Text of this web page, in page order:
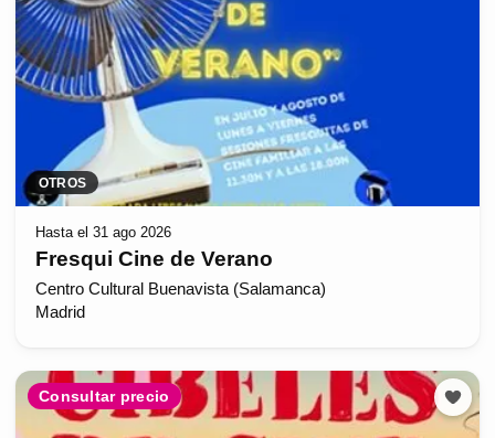
OTROS
Hasta el 31 ago 2026
Fresqui Cine de Verano
Centro Cultural Buenavista (Salamanca)
Madrid
Consultar precio